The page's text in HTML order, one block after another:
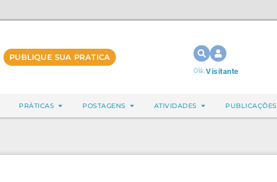
PUBLIQUE SUA PRATICA
Olá,Visitante
PRÁTICAS POSTAGENS ATIVIDADES PUBLICAÇÕES